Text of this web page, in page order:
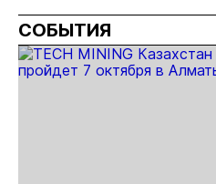
кг золота и
серебра на
Урале
на
СОБЫТИЯ